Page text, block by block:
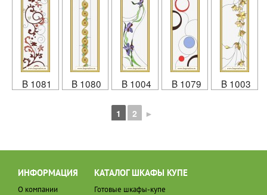
B 1081 B 1080 B 1004 B 1079 B 1003
1 2 ►
ИНФОРМАЦИЯ
О компании
КАТАЛОГ ШКАФЫ КУПЕ
Готовые шкафы-купе